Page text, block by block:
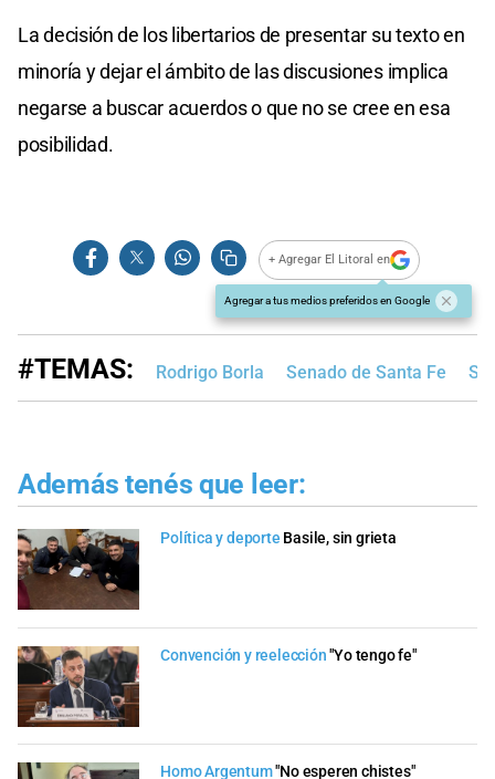
La decisión de los libertarios de presentar su texto en
minoría y dejar el ámbito de las discusiones implica
negarse a buscar acuerdos o que no se cree en esa
posibilidad.
+ Agregar El Litoral en
Agregar a tus medios preferidos en Google
#TEMAS: Rodrigo Borla Senado de Santa Fe
Además tenés que leer:
Política y deporte Basile, sin grieta
Convención y reelección "Yo tengo fe"
Homo Argentum"No esperen chistes"